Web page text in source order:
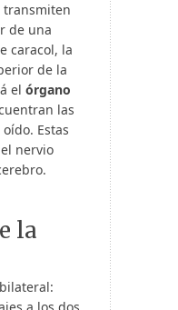
transmiten
de una
caracol, la
de la
el órgano
las
Estas
nervio
la